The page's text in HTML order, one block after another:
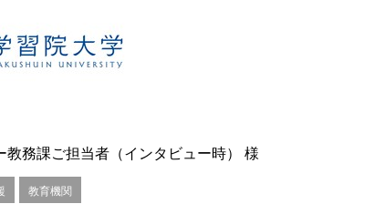
教務課ご担当者（インタビュー時） 様
教育機関